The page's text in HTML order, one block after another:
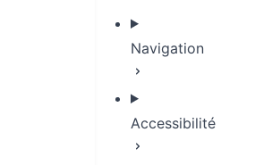
Navigation
Accessibilité